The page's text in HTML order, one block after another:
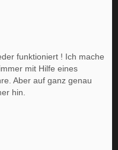
funktioniert ! Ich mache
mit Hilfe eines
Aber auf ganz genau
hin.